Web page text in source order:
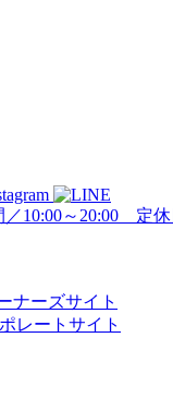
／10:00～20:00 定
ナーズサイト
レートサイト